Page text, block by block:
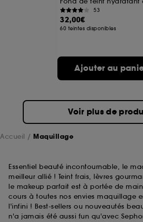
53
32,00€
60 teintes disponibles
Ajouter au
Voir plus de
Accueil Maquillage
Essentiel beauté incontournable, le
meilleur allié ! Teint frais, lèvres
le makeup parfait est à portée de
cours à toutes nos envies maquillage
l'infini ! Best-sellers ou nouveautés
n'a jamais été aussi fun qu'avec
A l'exception des cookies
lecture de ces traceurs requiert votre
choix" ci-dessous ou décider de
Sephora pourra associer les
navigation collectées par ces
sur "continuer sans accepter". Voous
moment choisir de retirer votrte
souhaitez obtenir plus d'information